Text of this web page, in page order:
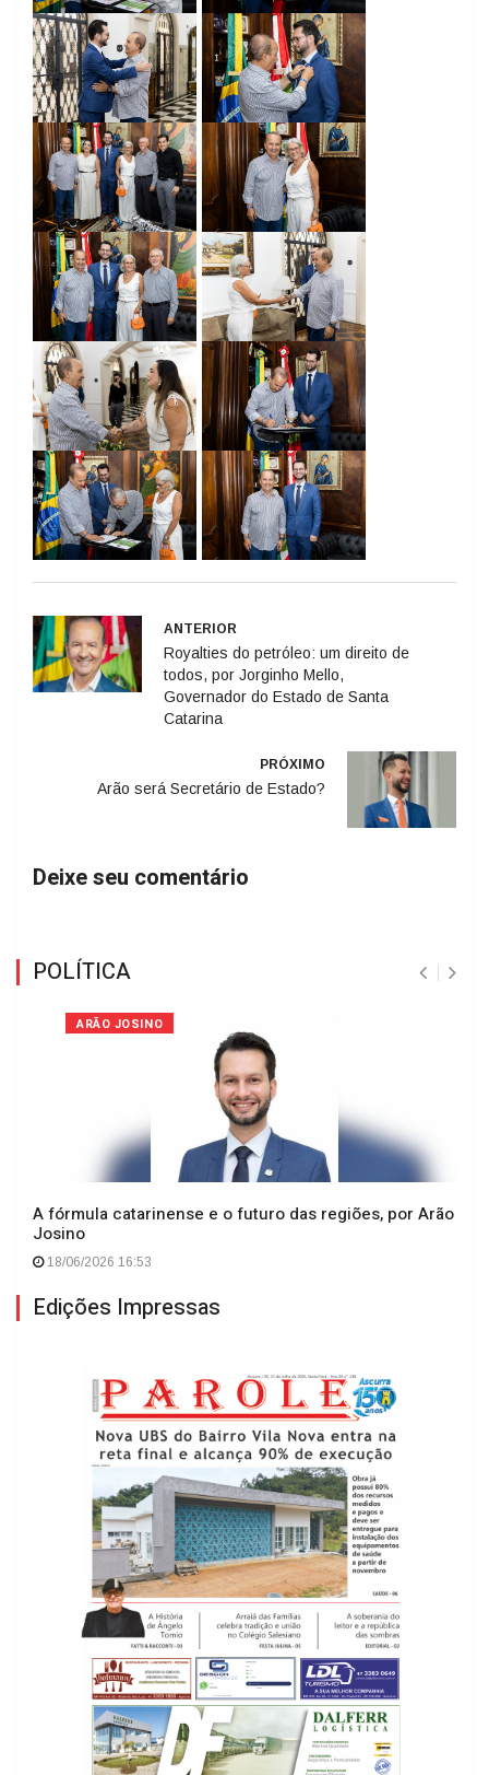
ANTERIOR
Royalties do petróleo: um direito de
todos, por Jorginho Mello,
Governador do Estado de Santa
Catarina
PRÓXIMO
Arão será Secretário de Estado?
Deixe seu comentário
POLÍTICA
ARÃO JOSINO
A fórmula catarinense e o futuro das regiões, por Arão
Josino
18/06/2026 16:53
Edições Impressas